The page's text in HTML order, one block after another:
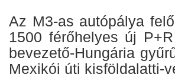
Az M3-as autópálya
1500 férőhelyes új
bevezető-Hungária
Mexikói úti kisföldalatti-